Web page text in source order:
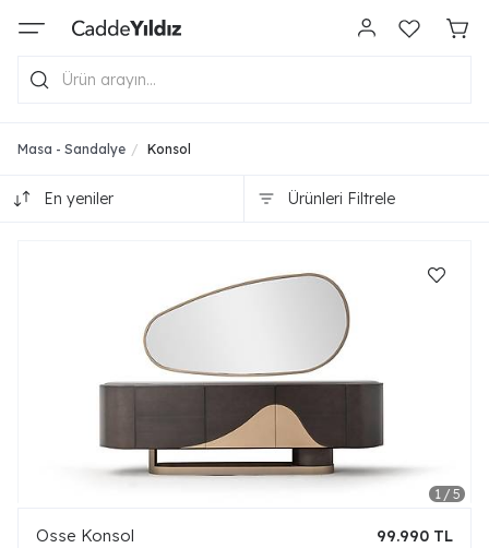
Masa - Sandalye Konsol
En yeniler Ürünleri Filtrele
Osse Konsol 99.990 TL